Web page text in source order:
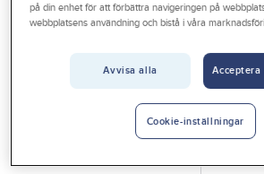
Outlet
Gelia Produkter Gelia El Kyl- och
H
på din enhet för att förbättra navigeringen på
webbplatsens användning och bistå i våra
Avvisa alla Acceptera
Cookie-inställningar